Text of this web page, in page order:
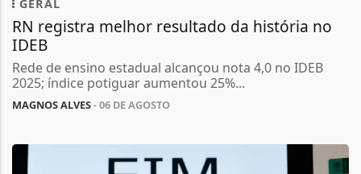
GERAL
RN registra melhor resultado da história no
IDEB
Rede de ensino estadual alcançou nota 4,0 no IDEB
2025; índice potiguar aumentou 25%...
MAGNOS ALVES- 06 DE AGOSTO